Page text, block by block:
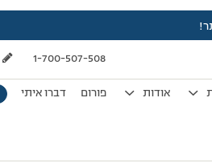
1-700-507-508
אודות פורום דברו איתי